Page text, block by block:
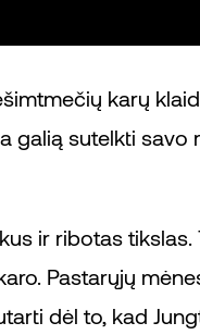
karų
galią sutelkti
ir ribotas
Pastarųjų
dėl to, kad